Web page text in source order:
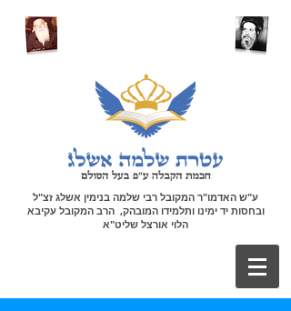
ע"ש האדמו"ר המקובל רבי שלמה בנימין אשלג זצ"ל
ובחסות יד ימינו ותלמידו המובהק, הרב המקובל עקיבא
הלוי אורצל שליט"א